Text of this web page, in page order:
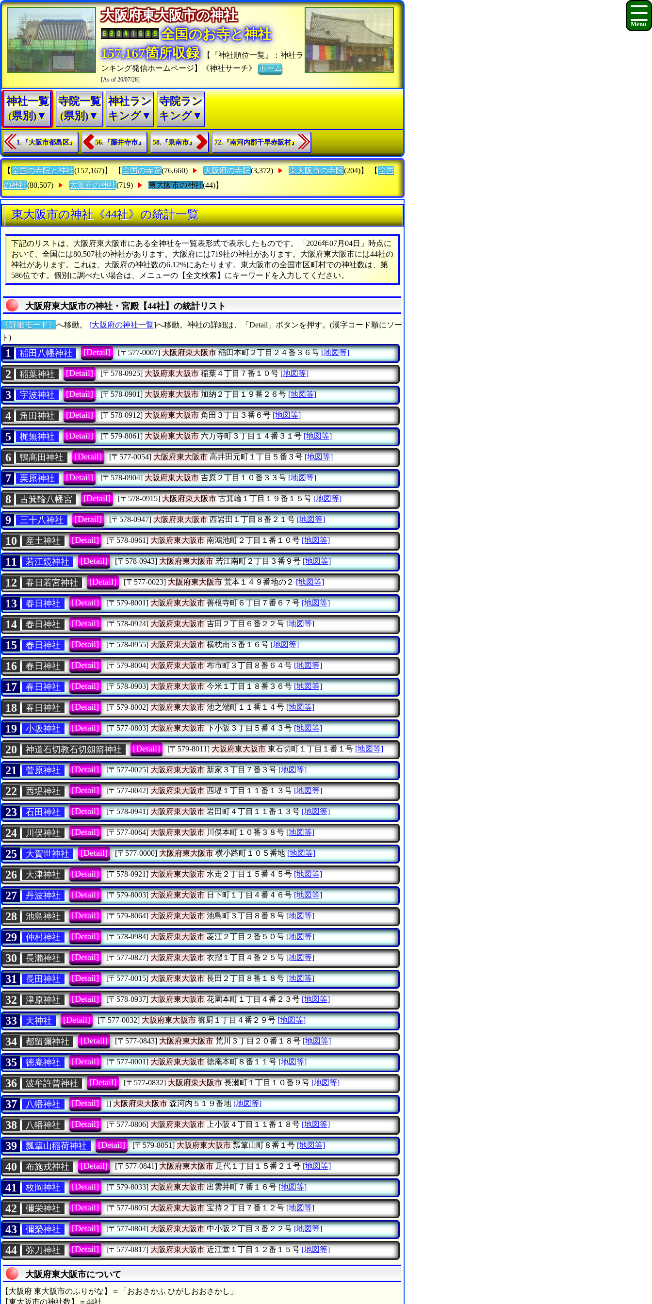
大阪府東大阪市の神社
全国のお寺と神社
157,167箇所収録
【『神社順位一覧』：神社ラ
ンキング発信ホームページ】《神社サーチ》ホーム
[As of 26/07/28]
神社一覧
(県別)▼
寺院一覧
(県別)▼
神社ラン
キング▼
寺院ラン
キング▼
1.『大阪市都島区』 56.『藤井寺市』 58.『泉南市』 72.『南河内郡千早赤阪村』
【 全国の寺院と神社(157,167)】 【 全国の寺院(76,660) 大阪府の寺院(3,372) 東大阪市の寺院(204)】 【 全国
の神社(80,507) 大阪府の神社(719) 東大阪市の神社(44)】
東大阪市の神社《44社》の統計一覧
下記のリストは、大阪府東大阪市にある全神社を一覧表形式で表示したものです。「2026年07月04日」時点に
おいて、全国には80,507社の神社があります。大阪府には719社の神社があります。大阪府東大阪市には44社の
神社があります。これは、大阪府の神社数の6.12%にあたります。東大阪市の全国市区町村での神社数は、第
586位です。個別に調べたい場合は、メニューの【全文検索】にキーワードを入力してください。
大阪府東大阪市の神社・宮殿【44社】の統計リスト
〔詳細モード〕 へ移動。 [大阪府の神社一覧]へ移動。神社の詳細は、「Detail」ボタンを押す。(漢字コード順にソー
ト)
1 稲田八幡神社 [Detail] [〒577-0007] 大阪府東大阪市稲田本町２丁目２４番３６号 [地図等]
2 稲葉神社 [Detail] [〒578-0925] 大阪府東大阪市稲葉４丁目７番１０号 [地図等]
3 宇波神社 [Detail] [〒578-0901] 大阪府東大阪市加納２丁目１９番２６号 [地図等]
4 角田神社 [Detail] [〒578-0912] 大阪府東大阪市角田３丁目３番６号 [地図等]
5 梶無神社 [Detail] [〒579-8061] 大阪府東大阪市六万寺町３丁目１４番３１号 [地図等]
6 鴨高田神社 [Detail] [〒577-0054] 大阪府東大阪市高井田元町１丁目５番３号 [地図等]
7 栗原神社 [Detail] [〒578-0904] 大阪府東大阪市吉原２丁目１０番３３号 [地図等]
8 古箕輪八幡宮 [Detail] [〒578-0915] 大阪府東大阪市古箕輪１丁目１９番１５号 [地図等]
9 三十八神社 [Detail] [〒578-0947] 大阪府東大阪市西岩田１丁目８番２１号 [地図等]
10 産土神社 [Detail] [〒578-0961] 大阪府東大阪市南鴻池町２丁目１番１０号 [地図等]
11 若江鏡神社 [Detail] [〒578-0943] 大阪府東大阪市若江南町２丁目３番９号 [地図等]
12 春日若宮神社 [Detail] [〒577-0023] 大阪府東大阪市荒本１４９番地の２ [地図等]
13 春日神社 [Detail] [〒579-8001] 大阪府東大阪市善根寺町６丁目７番６７号 [地図等]
14 春日神社 [Detail] [〒578-0924] 大阪府東大阪市吉田２丁目６番２２号 [地図等]
15 春日神社 [Detail] [〒578-0955] 大阪府東大阪市横枕南３番１６号 [地図等]
16 春日神社 [Detail] [〒579-8004] 大阪府東大阪市布市町３丁目８番６４号 [地図等]
17 春日神社 [Detail] [〒578-0903] 大阪府東大阪市今米１丁目１８番３６号 [地図等]
18 春日神社 [Detail] [〒579-8002] 大阪府東大阪市池之端町１１番１４号 [地図等]
19 小坂神社 [Detail] [〒577-0803] 大阪府東大阪市下小阪３丁目５番４３号 [地図等]
20 神道石切教石切劔箭神社 [Detail] [〒579-8011] 大阪府東大阪市東石切町１丁目１番１号 [地図等]
21 菅原神社 [Detail] [〒577-0025] 大阪府東大阪市新家３丁目７番３号 [地図等]
22 西堤神社 [Detail] [〒577-0042] 大阪府東大阪市西堤１丁目１１番１３号 [地図等]
23 石田神社 [Detail] [〒578-0941] 大阪府東大阪市岩田町４丁目１１番１３号 [地図等]
24 川俣神社 [Detail] [〒577-0064] 大阪府東大阪市川俣本町１０番３８号 [地図等]
25 大賀世神社 [Detail] [〒577-0000] 大阪府東大阪市横小路町１０５番地 [地図等]
26 大津神社 [Detail] [〒578-0921] 大阪府東大阪市水走２丁目１５番４５号 [地図等]
27 丹波神社 [Detail] [〒579-8003] 大阪府東大阪市日下町１丁目４番４６号 [地図等]
28 池島神社 [Detail] [〒579-8064] 大阪府東大阪市池島町３丁目８番８号 [地図等]
29 仲村神社 [Detail] [〒578-0984] 大阪府東大阪市菱江２丁目２番５０号 [地図等]
30 長瀨神社 [Detail] [〒577-0827] 大阪府東大阪市衣摺１丁目４番２５号 [地図等]
31 長田神社 [Detail] [〒577-0015] 大阪府東大阪市長田２丁目８番１８号 [地図等]
32 津原神社 [Detail] [〒578-0937] 大阪府東大阪市花園本町１丁目４番２３号 [地図等]
33 天神社 [Detail] [〒577-0032] 大阪府東大阪市御厨１丁目４番２９号 [地図等]
34 都留彌神社 [Detail] [〒577-0843] 大阪府東大阪市荒川３丁目２０番１８号 [地図等]
35 徳庵神社 [Detail] [〒577-0001] 大阪府東大阪市徳庵本町８番１１号 [地図等]
36 波牟許曾神社 [Detail] [〒577-0832] 大阪府東大阪市長瀬町１丁目１０番９号 [地図等]
37 八幡神社 [Detail] [] 大阪府東大阪市森河内５１９番地 [地図等]
38 八幡神社 [Detail] [〒577-0806] 大阪府東大阪市上小阪４丁目１１番１８号 [地図等]
39 瓢簞山稲荷神社 [Detail] [〒579-8051] 大阪府東大阪市瓢箪山町８番１号 [地図等]
40 布施戎神社 [Detail] [〒577-0841] 大阪府東大阪市足代１丁目１５番２１号 [地図等]
41 枚岡神社 [Detail] [〒579-8033] 大阪府東大阪市出雲井町７番１６号 [地図等]
42 彌栄神社 [Detail] [〒577-0805] 大阪府東大阪市宝持２丁目７番１２号 [地図等]
43 彌榮神社 [Detail] [〒577-0804] 大阪府東大阪市中小阪２丁目３番２２号 [地図等]
44 弥刀神社 [Detail] [〒577-0817] 大阪府東大阪市近江堂１丁目１２番１５号 [地図等]
大阪府東大阪市について
【大阪府 東大阪市のふりがな】＝「おおさかふ ひがしおおさかし」
【東大阪市の神社数】＝44社